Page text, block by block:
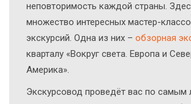
неповторимость каждой страны.
множество интересных мастер-
экскурсий. Одна из них – обзорная
кварталу «Вокруг света. Европа и
Америка».
Экскурсовод проведёт вас по